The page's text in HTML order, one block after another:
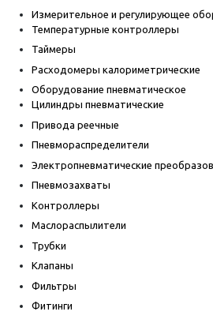
Измерительное и регулирующее
Температурные контроллеры
Таймеры
Расходомеры калориметрические
Оборудование пневматическое
Цилиндры пневматические
Привода реечные
Пневмораспределители
Электропневматические
Пневмозахваты
Контроллеры
Маслораспылители
Трубки
Клапаны
Фильтры
Фитинги